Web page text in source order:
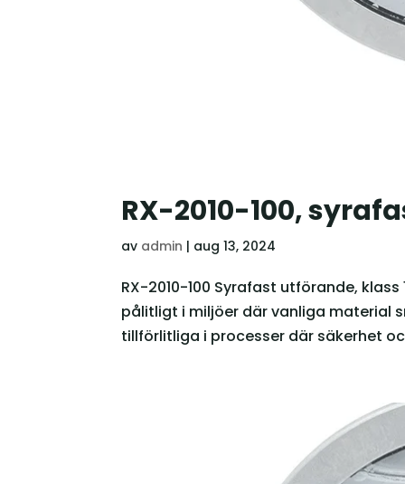
RX-2010-100,
av admin | aug 13, 2024
RX-2010-100 Syrafast utförande,
pålitligt i miljöer där vanliga material
tillförlitliga i processer där säkerhet